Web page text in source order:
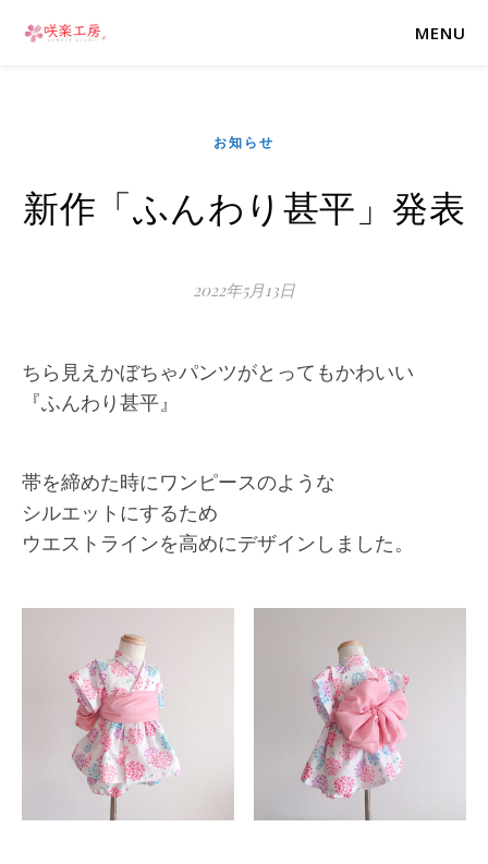
MENU
お知らせ
新作「ふんわり甚平」発表
2022年5月13日
ちら見えかぼちゃパンツがとってもかわいい
『ふんわり甚平』
帯を締めた時にワンピースのような
シルエットにするため
ウエストラインを高めにデザインしました。